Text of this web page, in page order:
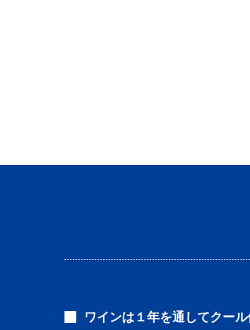
ワインは１年を通してクー